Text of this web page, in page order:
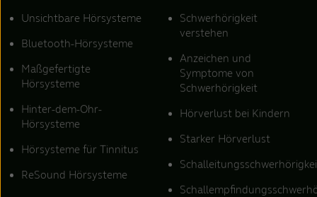
Unsichtbare Hörsysteme
Bluetooth-Hörsysteme
Maßgefertigte
Hörsysteme
Hinter-dem-Ohr-
Hörsysteme
Hörsysteme für Tinnitus
ReSound Hörsysteme
Schwerhörigkeit
verstehen
Anzeichen und
Symptome von
Schwerhörigkeit
Hörverlust bei Kindern
Starker Hörverlust